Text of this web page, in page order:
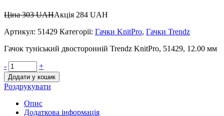
Ціна303UAHАкція 284 UAH
Артикул: 51429 Категорії: Гачки KnitPro, Гачки Trendz
Гачок туніський двосторонній Trendz KnitPro, 51429, 12.00 мм
- +
Додати у кошик
Роздрукувати
Опис
Додаткова інформація